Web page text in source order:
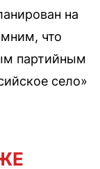
на
что
партийным
село»